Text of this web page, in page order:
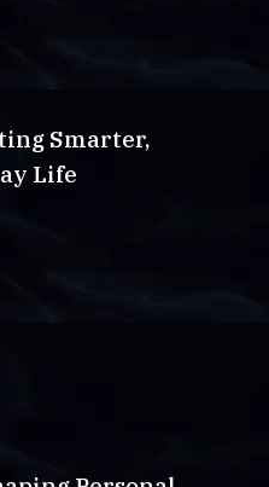
Smarter,
Life